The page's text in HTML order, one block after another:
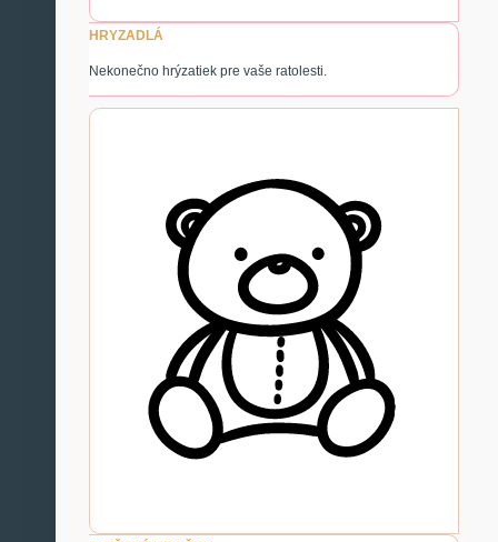
HRYZADLÁ
Nekonečno hrýzatiek pre vaše ratolesti.